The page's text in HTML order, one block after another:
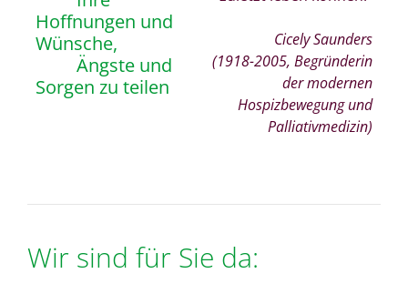
Hoffnungen und
Wünsche,
Ängste und
Sorgen zu teilen
Cicely Saunders
(1918-2005, Begründerin
der modernen
Hospizbewegung und
Palliativmedizin)
Wir sind für Sie da: